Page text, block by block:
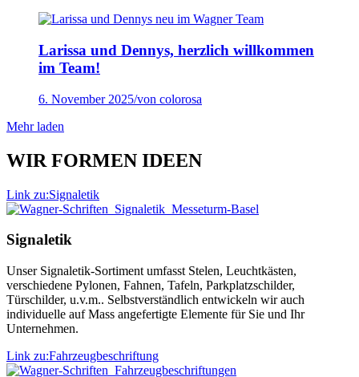
Larissa und Dennys, herzlich willkommen
im Team!
6. November 2025/von colorosa
Mehr laden
WIR FORMEN IDEEN
Link zu:Signaletik
Signaletik
Unser Signaletik-Sortiment umfasst Stelen, Leuchtkästen,
verschiedene Pylonen, Fahnen, Tafeln, Parkplatzschilder,
Türschilder, u.v.m.. Selbstverständlich entwickeln wir auch
individuelle auf Mass angefertigte Elemente für Sie und Ihr
Unternehmen.
Link zu:Fahrzeugbeschriftung